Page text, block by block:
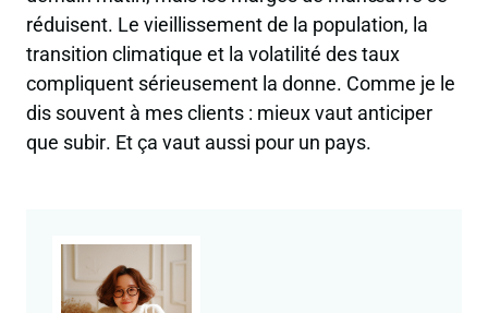
réduisent. Le vieillissement de la population, la
transition climatique et la volatilité des taux
compliquent sérieusement la donne. Comme je le
dis souvent à mes clients : mieux vaut anticiper
que subir. Et ça vaut aussi pour un pays.